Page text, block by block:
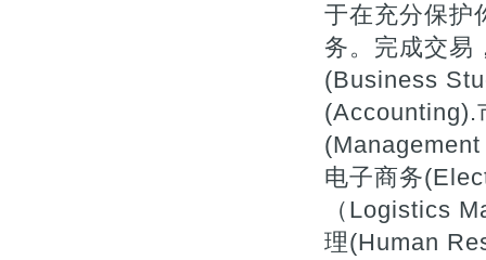
于在充分保护
务。完成交易
(Business
(Accounting).
电子商务
（Logistics
理(Human